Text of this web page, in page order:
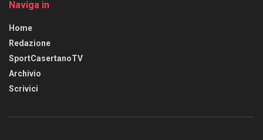
Naviga in
Home
Redazione
SportCasertanoTV
Archivio
Scrivici